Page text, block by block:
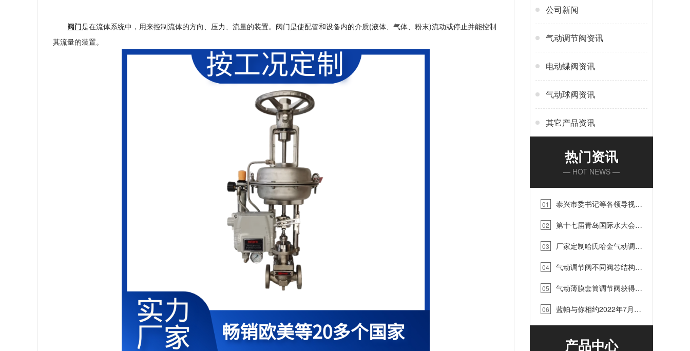
阀门是在流体系统中，用来控制流体的方向、压力、流量的装置。阀门是使配管和设备内的介质(液体、气体、粉末)流动或停止并能控制
其流量的装置。
公司新闻
气动调节阀资讯
电动蝶阀资讯
气动球阀资讯
其它产品资讯
热门资讯
— HOT NEWS —
01
泰兴市委书记等各领导视察
02
第十七届青岛国际水大会青
诚邀您的到来！…
03
厂家定制哈氏哈金气动调节
04
气动调节阀不同阀芯结构的
05
气动薄膜套筒调节阀获得江
目奖…
06
蓝帕与你相约2022年7月
产品中心